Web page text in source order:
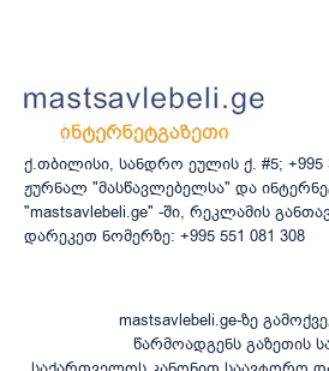
ქ.თბილისი, სანდრო ეულის ქ. #5; +995
ჟურნალ "მასწავლებელსა" და
"mastsavlebeli.ge" -ში, რეკლამის
დარეკეთ ნომერზე: +995 551 081 308
mastsavlebeli.ge-ზე
წარმოადგენს გაზეთის